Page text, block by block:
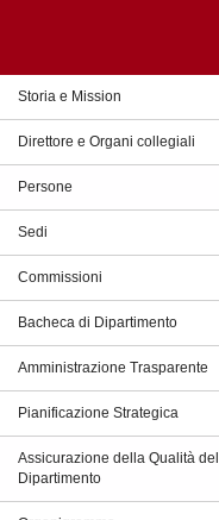
Storia e Mission
Direttore e Organi collegiali
Persone
Sedi
Commissioni
Bacheca di Dipartimento
Amministrazione Trasparente
Pianificazione Strategica
Assicurazione della Qualità del
Dipartimento